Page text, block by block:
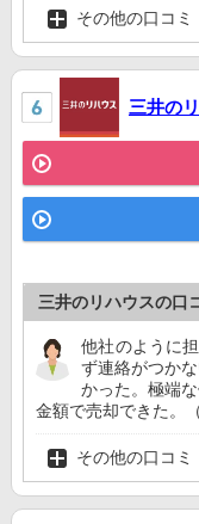
その他の口コミ
三井の
三井のリハウスの口
他社のように
ず連絡がつか
かった。極端
金額で売却できた。
その他の口コミ